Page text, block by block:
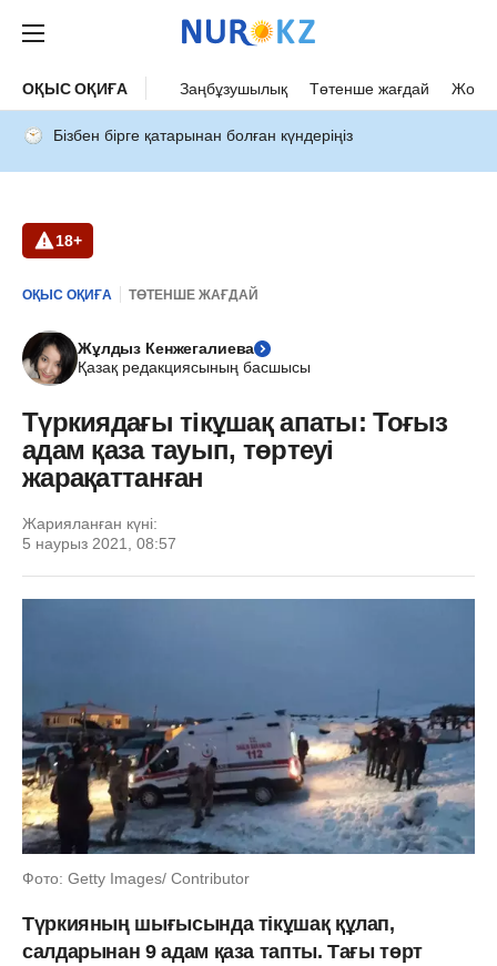
ОҚЫС ОҚИҒА Заңбұзушылық Төтенше жағдай Жол
Бізбен бірге қатарынан болған күндеріңіз
18+
ОҚЫС ОҚИҒА ТӨТЕНШЕ ЖАҒДАЙ
Жұлдыз Кенжегалиева
Қазақ редакциясының басшысы
Түркиядағы тікұшақ апаты: Тоғыз
адам қаза тауып, төртеуі
жарақаттанған
Жарияланған күні:
5 наурыз 2021, 08:57
Фото: Getty Images/ Contributor
Түркияның шығысында тікұшақ құлап,
салдарынан 9 адам қаза тапты. Тағы төрт